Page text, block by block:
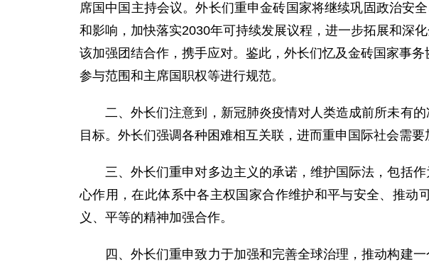
席国中国主持会议。外长们重申金砖国家将继续巩固政治安
和影响，加快落实2030年可持续发展议程，进一步拓展和深
该加强团结合作，携手应对。鉴此，外长们忆及金砖国家事
参与范围和主席国职权等进行规范。
二、外长们注意到，新冠肺炎疫情对人类造成前所未有
目标。外长们强调各种困难相互关联，进而重申国际社会需要
三、外长们重申对多边主义的承诺，维护国际法，包括
心作用，在此体系中各主权国家合作维护和平与安全、推动
义、平等的精神加强合作。
四、外长们重申致力于加强和完善全球治理，推动构建